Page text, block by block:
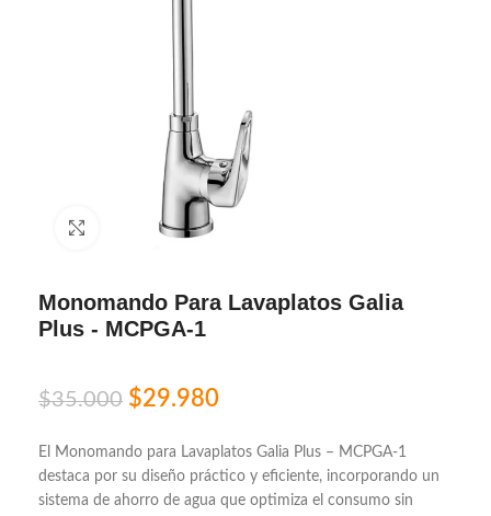
Click to enlarge
Monomando Para Lavaplatos Galia
Plus - MCPGA-1
$35.000 $29.980
El Monomando para Lavaplatos Galia Plus – MCPGA-1
destaca por su diseño práctico y eficiente, incorporando un
sistema de ahorro de agua que optimiza el consumo sin